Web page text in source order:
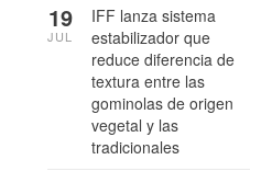
IFF lanza sistema
estabilizador que
reduce diferencia de
textura entre las
gominolas de origen
vegetal y las
tradicionales
19
JUL